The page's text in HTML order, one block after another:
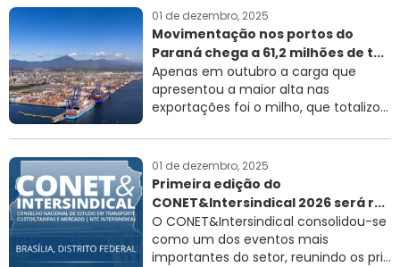
AR INSTITUTO
RNTRC
CONTATO
01 de dezembro, 2025
Movimentação nos portos do
Paraná chega a 61,2 milhões de t...
Apenas em outubro a carga que
apresentou a maior alta nas
exportações foi o milho, que totalizo...
01 de dezembro, 2025
Primeira edição do
CONET&Intersindical 2026 será r...
O CONET&Intersindical consolidou-se
como um dos eventos mais
importantes do setor, reunindo os pri...